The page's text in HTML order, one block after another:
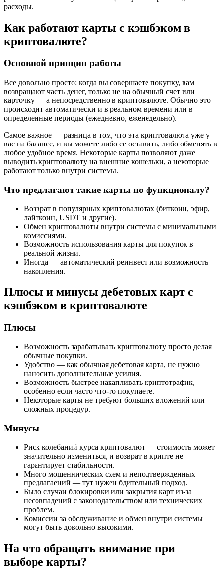
расходы.
Как работают карты с кэшбэком в
криптовалюте?
Основной принцип работы
Все довольно просто: когда вы совершаете покупку, вам
возвращают часть денег, только не на обычный счет или
карточку — а непосредственно в криптовалюте. Обычно это
происходит автоматически и в реальном времени или в
определенные периоды (ежедневно, еженедельно).
Самое важное — разница в том, что эта криптовалюта уже у
вас на балансе, и вы можете либо ее оставить, либо обменять в
любое удобное время. Некоторые карты позволяют даже
выводить криптовалюту на внешние кошельки, а некоторые
работают только внутри системы.
Что предлагают такие карты по функционалу?
Возврат в популярных криптовалютах (биткоин, эфир,
лайткоин, USDT и другие).
Обмен криптовалюты внутри системы с минимальными
комиссиями.
Возможность использования карты для покупок в
реальной жизни.
Иногда — автоматический реинвест или возможность
накопления.
Плюсы и минусы дебетовых карт с
кэшбэком в криптовалюте
Плюсы
Возможность зарабатывать криптовалюту просто делая
обычные покупки.
Удобство — как обычная дебетовая карта, не нужно
наносить дополнительные усилия.
Возможность быстрее накапливать криптотрафик,
особенно если часто что-то покупаете.
Некоторые карты не требуют больших вложений или
сложных процедур.
Минусы
Риск колебаний курса криптовалют — стоимость может
значительно измениться, и возврат в крипте не
гарантирует стабильности.
Много мошеннических схем и неподтвержденных
предлагаений — тут нужен бдительный подход.
Было случаи блокировки или закрытия карт из-за
несовпадений с законодательством или технических
проблем.
Комиссии за обслуживание и обмен внутри системы
могут быть довольно высокими.
На что обращать внимание при
выборе карты?